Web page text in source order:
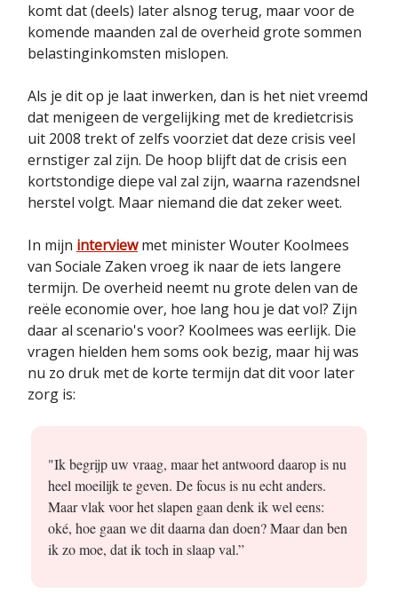
komt dat (deels) later alsnog terug, maar voor de
komende maanden zal de overheid grote sommen
belastinginkomsten mislopen.
Als je dit op je laat inwerken, dan is het niet vreemd
dat menigeen de vergelijking met de kredietcrisis
uit 2008 trekt of zelfs voorziet dat deze crisis veel
ernstiger zal zijn. De hoop blijft dat de crisis een
kortstondige diepe val zal zijn, waarna razendsnel
herstel volgt. Maar niemand die dat zeker weet.
In mijn interviewmet minister Wouter Koolmees
van Sociale Zaken vroeg ik naar de iets langere
termijn. De overheid neemt nu grote delen van de
reële economie over, hoe lang hou je dat vol? Zijn
daar al scenario's voor? Koolmees was eerlijk. Die
vragen hielden hem soms ook bezig, maar hij was
nu zo druk met de korte termijn dat dit voor later
zorg is:
"Ik begrijp uw vraag, maar het antwoord daarop is nu
heel moeilijk te geven. De focus is nu echt anders.
Maar vlak voor het slapen gaan denk ik wel eens:
oké, hoe gaan we dit daarna dan doen? Maar dan ben
ik zo moe, dat ik toch in slaap val.”